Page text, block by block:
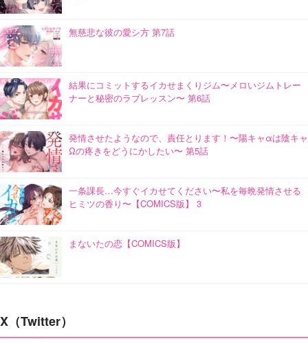
無慈悲な彼の愛シ方 第7話
結果にコミットするイカせまくりジム〜メロいジムトレー
ナーと秘密のラブレッスン〜 第6話
発情させたようなので、責任とります！〜陽キャαは陰キャ
Ωの疼きをどうにかしたい〜 第5話
一条課長…今すぐイカせてください〜私を毎晩発情させる
ヒミツの香り〜【COMICS版】 3
まないたの恋【COMICS版】
X（Twitter）